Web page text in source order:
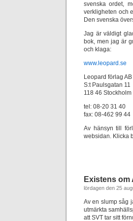
svenska ordet,
verkligheten och
Den svenska
Jag är väldigt
bok, men jag är
och klaga:
www.leopard.se
Leopard förlag AB
S:t Paulsgatan 11
118 46 Stockholm
tel: 08-20 31 40
fax: 08-462 99 44
Av hänsyn till
websidan. Klicka
Existens om
lördagen den 25
Av en slump såg
utmärkta
att SVT tar sitt